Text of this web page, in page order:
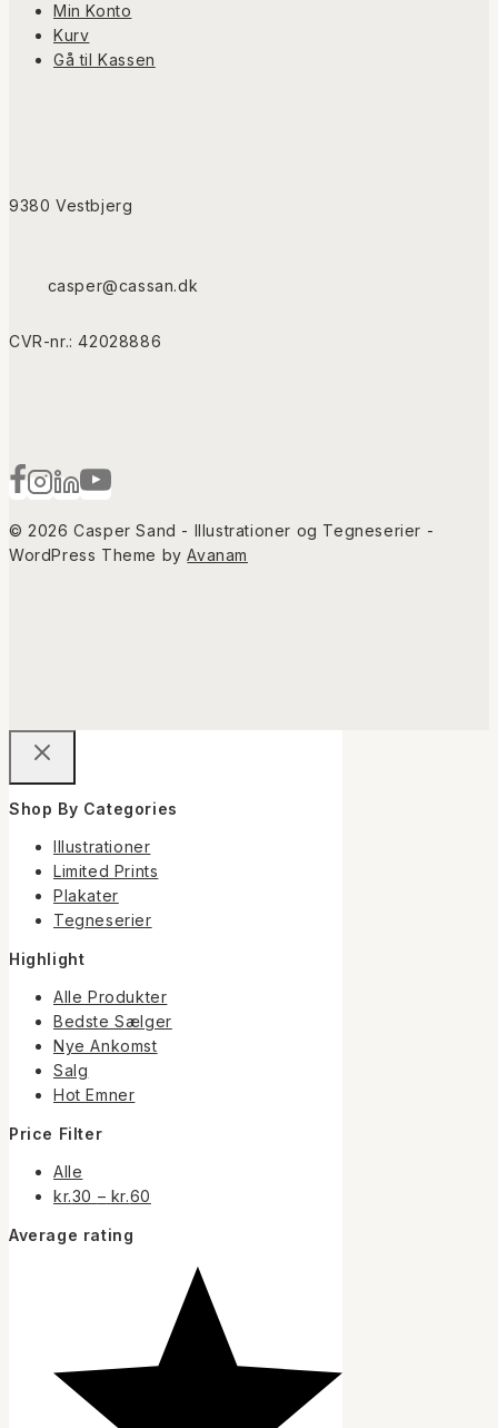
Min Konto
Kurv
Gå til Kassen
9380 Vestbjerg
casper@cassan.dk
CVR-nr.: 42028886
© 2026 Casper Sand - Illustrationer og Tegneserier -
WordPress Theme byAvanam
Shop By Categories
Illustrationer
Limited Prints
Plakater
Tegneserier
Highlight
Alle Produkter
Bedste Sælger
Nye Ankomst
Salg
Hot Emner
Price Filter
Alle
kr.30 – kr.60
Average rating